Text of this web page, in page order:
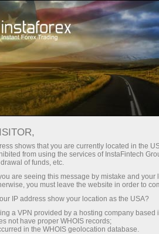
Para Operadores
09.08.2025
Recomendaciones
Ethereum (Ethereum)
según el
shows that you are currently located in the
from using the services of InstaFintech
of funds, etc.
are seeing this message by mistake and
you must leave the website in order to
IP address show your location as the USA?
a VPN provided by a hosting company based
not have proper WHOIS records;
in the WHOIS geolocation database.